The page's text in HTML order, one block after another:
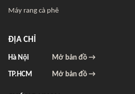
Máy rang cà phê
ĐỊA CHỈ
Hà Nội Mở bản đồ →
TP.HCM Mở bản đồ →